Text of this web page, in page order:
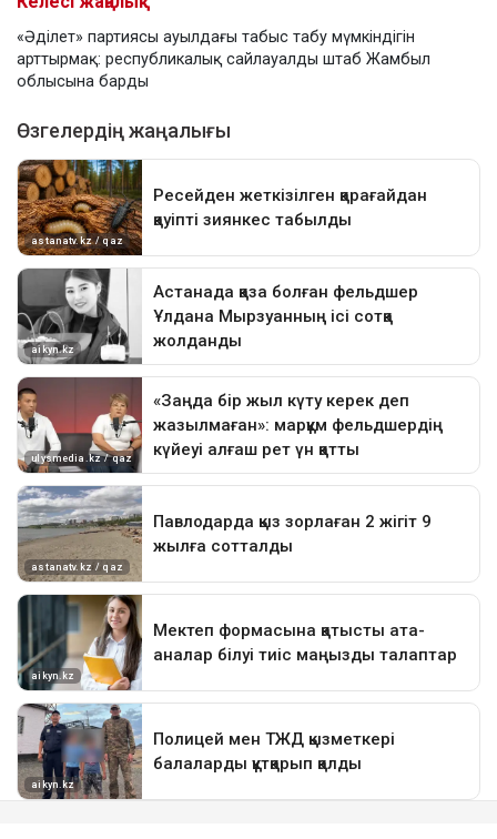
«Әділет» партиясы ауылдағы табыс табу мүмкіндігін
арттырмақ: республикалық сайлауалды штаб Жамбыл
облысына барды